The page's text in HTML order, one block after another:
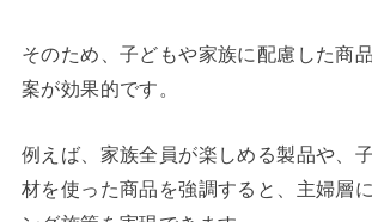
そのため、子どもや家族に配慮した商
案が効果的です。
例えば、家族全員が楽しめる製品や、
材を使った商品を強調すると、主婦層